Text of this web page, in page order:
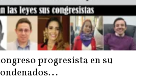
progresista en su